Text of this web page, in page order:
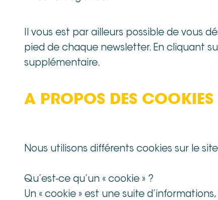
Il vous est par ailleurs possible de vous
pied de chaque newsletter. En cliquant
supplémentaire.
A PROPOS DES COOKIES
Nous utilisons différents cookies sur le
Qu’est-ce qu’un « cookie » ?
Un « cookie » est une suite